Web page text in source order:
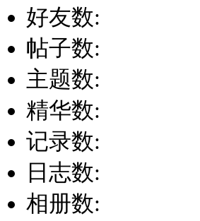
好友数:
帖子数:
主题数:
精华数:
记录数:
日志数:
相册数: